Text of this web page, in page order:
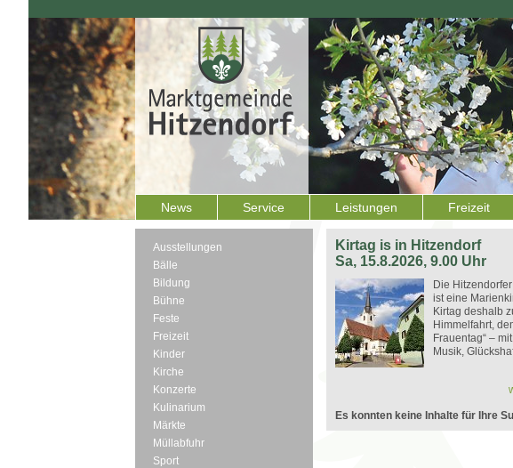
News Service Leistungen Freizeit
Ausstellungen
Bälle
Bildung
Bühne
Feste
Freizeit
Kinder
Kirche
Konzerte
Kulinarium
Märkte
Müllabfuhr
Sport
Kirtag is in Hitzendorf
Sa, 15.8.2026, 9.00 Uhr
Die
ist eine
Kirtag deshalb
Himmelfahrt,
Frauentag“ –
Musik,
Es konnten keine Inhalte für Ihre